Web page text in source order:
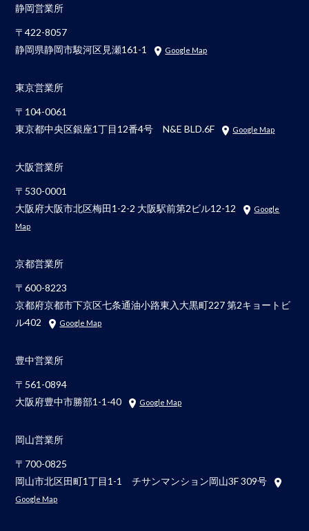
静岡営業所
〒422-8057
静岡県静岡市駿河区見瀬161-1
Google Map
東京営業所
〒104-0061
東京都中央区銀座1丁目12番4号 N&E BLD.6F
Google Map
大阪営業所
〒530-0001
大阪府大阪市北区梅田1-2-2 大阪駅前第2ビル12-12
Google
Map
京都営業所
〒600-8223
京都府京都市下京区七条通油小路東入大黒町227 第2キョートビ
ル402
Google Map
豊中営業所
〒561-0894
大阪府豊中市勝部1-1-40
Google Map
岡山営業所
〒700-0825
岡山市北区田町1丁目1-1 チサンマンション岡山3F 309号
Google Map